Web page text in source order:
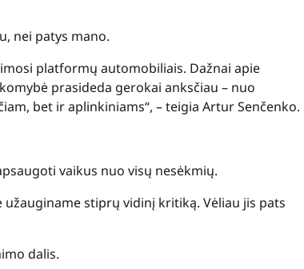
nei patys mano.
platformų automobiliais. Dažnai apie
prasideda gerokai anksčiau – nuo
bet ir aplinkiniams“, – teigia Artur Senčenko.
vaikus nuo visų nesėkmių.
stiprų vidinį kritiką. Vėliau jis pats
dalis.